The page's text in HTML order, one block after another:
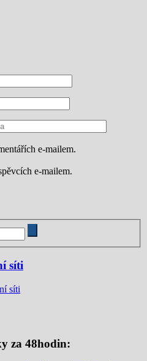
e-mailem.
e-mailem.
síti
síti
za 48hodin: